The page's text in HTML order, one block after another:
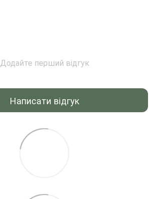
Додайте перший відгук
Написати відгук